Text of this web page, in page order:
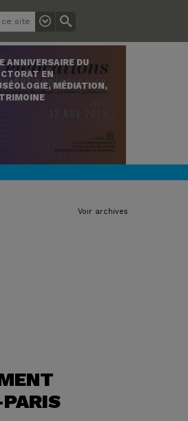
ANNIVERSAIRE DU
EN
MÉDIATION,
Voir archives